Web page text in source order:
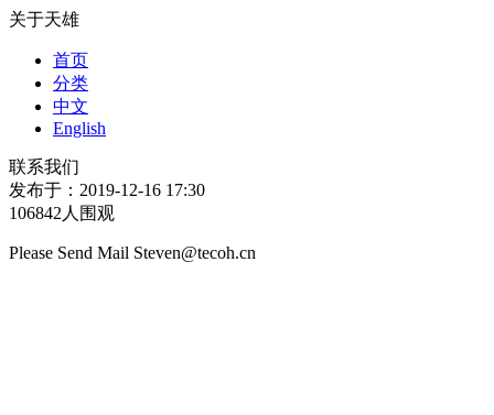
关于天雄
首页
分类
中文
English
联系我们
发布于：2019-12-16 17:30
106842人围观
Please Send Mail Steven@tecoh.cn